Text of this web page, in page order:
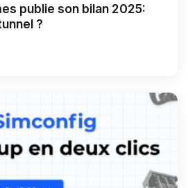
publie son bilan 2025:
?